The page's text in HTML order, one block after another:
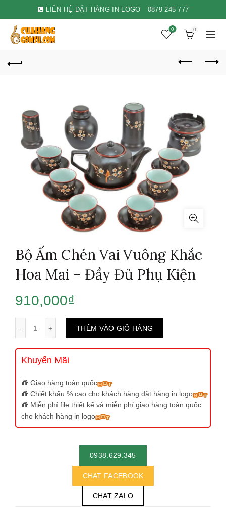
LIÊN HỆ ĐẶT HÀNG IN LOGO 0879 245 777
0 0
Bộ Ấm Chén Vai Vuông Khắc
Hoa Mai – Đầy Đủ Phụ Kiện
910,000₫
THÊM VÀO GIỎ HÀNG
Khuyến Mãi
Giao hàng toàn quốc
Chiết khấu % cao cho khách hàng đặt hàng in logo
Miễn phí file thiết kế và miễn phí giao hàng toàn quốc
cho khách hàng in logo
0938.629.345
CHAT FACEBOOK
CHAT ZALO